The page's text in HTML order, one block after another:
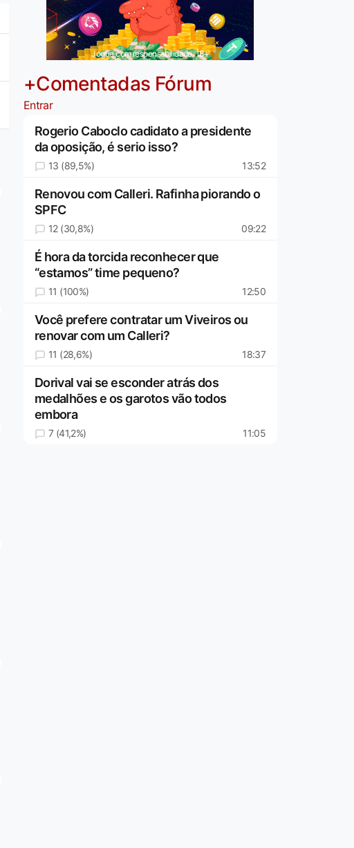
Jogue com responsabilidade. 18+
+Comentadas Fórum
Entrar
Rogerio Caboclo cadidato a presidente
da oposição, é serio isso?
13 (89,5%) 13:52
Renovou com Calleri. Rafinha piorando o
SPFC
12 (30,8%) 09:22
É hora da torcida reconhecer que
“estamos” time pequeno?
11 (100%) 12:50
Você prefere contratar um Viveiros ou
renovar com um Calleri?
11 (28,6%) 18:37
Dorival vai se esconder atrás dos
medalhões e os garotos vão todos
embora
7 (41,2%) 11:05